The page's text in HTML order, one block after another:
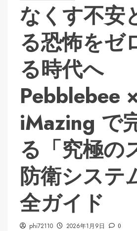
なくす不安
る恐怖をゼ
る時代へ
Pebblebee
iMazing で
る「究極の
防衛システ
全ガイド
phi72110 2026年1月9日 0